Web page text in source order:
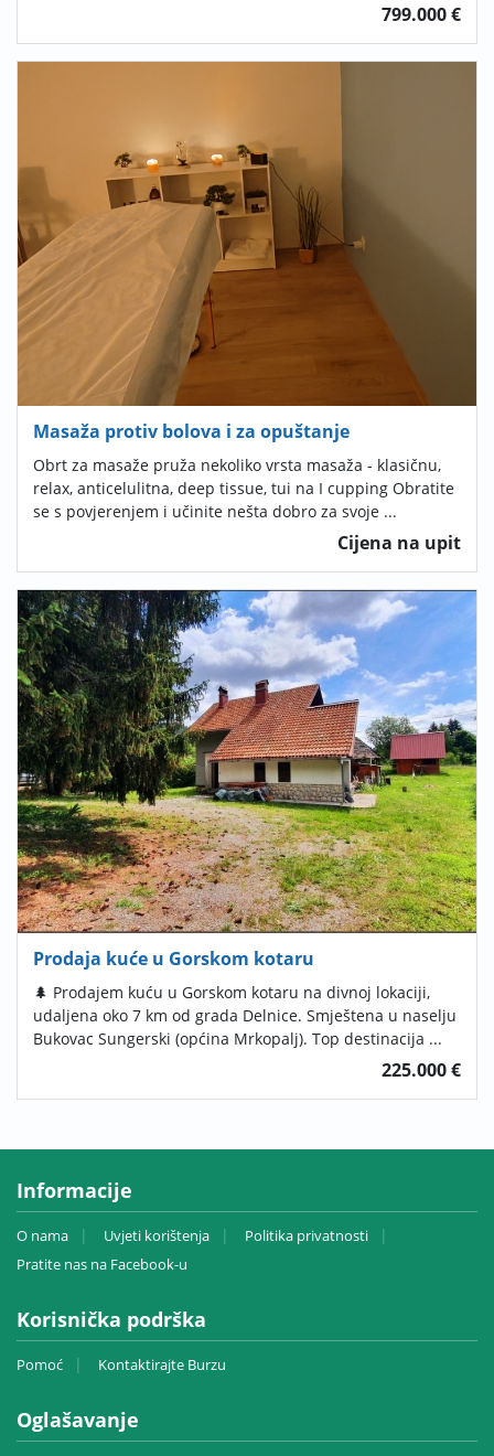
799.000 €
Masaža protiv bolova i za opuštanje
Obrt za masaže pruža nekoliko vrsta masaža - klasičnu,
relax, anticelulitna, deep tissue, tui na I cupping Obratite
se s povjerenjem i učinite nešta dobro za svoje ...
Cijena na upit
Prodaja kuće u Gorskom kotaru
🌲 Prodajem kuću u Gorskom kotaru na divnoj lokaciji,
udaljena oko 7 km od grada Delnice. Smještena u naselju
Bukovac Sungerski (općina Mrkopalj). Top destinacija ...
225.000 €
Informacije
O nama Uvjeti korištenja
Politika privatnosti
Pratite nas na Facebook-u
Korisnička podrška
Pomoć Kontaktirajte Burzu
Oglašavanje